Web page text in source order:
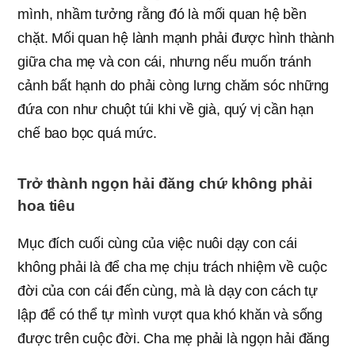
mình, nhầm tưởng rằng đó là mối quan hệ bền
chặt. Mối quan hệ lành mạnh phải được hình thành
giữa cha mẹ và con cái, nhưng nếu muốn tránh
cảnh bất hạnh do phải còng lưng chăm sóc những
đứa con như chuột túi khi về già, quý vị cần hạn
chế bao bọc quá mức.
Trở thành ngọn hải đăng chứ không phải
hoa tiêu
Mục đích cuối cùng của việc nuôi dạy con cái
không phải là để cha mẹ chịu trách nhiệm về cuộc
đời của con cái đến cùng, mà là dạy con cách tự
lập để có thể tự mình vượt qua khó khăn và sống
được trên cuộc đời. Cha mẹ phải là ngọn hải đăng